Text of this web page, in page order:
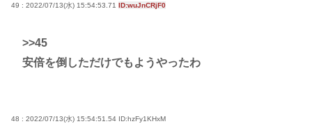
49 : 2022/07/13(水) 15:54:53.71 ID:wuJnCRjF0
>>45
安倍を倒しただけでもようやったわ
48 : 2022/07/13(水) 15:54:51.54 ID:hzFy1KHxM